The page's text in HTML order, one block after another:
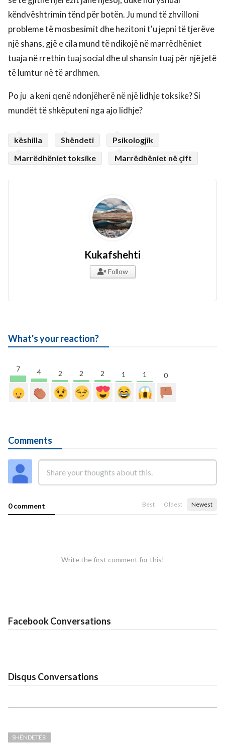
këndvështrimin tënd për botën. Ju mund të zhvilloni
probleme të mosbesimit dhe hezitoni t'u jepni të tjerëve
një shans, gjë e cila mund të ndikojë në marrëdhëniet
tuaja në rrethin tuaj social dhe ul shansin tuaj për një jetë
të lumtur në të ardhmen.
Po ju a keni qenë ndonjëherë në një lidhje toksike? Si
mundët të shkëputeni nga ajo lidhje?
këshilla Shëndeti
Psikologjik
Marrëdhëniet toksike
Marrëdhëniet në çift
Kukafshehti
Follow
What's your reaction?
7 4 2 2 2 1 1 0
Comments
0 comment Best Oldest Newest
Write the first comment for this!
Facebook Conversations
Disqus Conversations
SHËNDETËSI